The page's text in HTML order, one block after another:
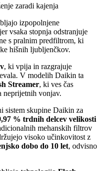
zaradi kajenja
izpopolnjene
vsaka stopnja odstranjuje
s pralnim predfiltrom, ki
hišnih ljubljenčkov.
, ki vpija in razgrajuje
V modelih Daikin ta
Streamer, ki ves čas
neprijetnih vonjav.
sistem skupine Daikin za
% trdnih delcev velikosti
mehanskih filtrov
visoko učinkovitost z
dobo do 10 let, odvisno